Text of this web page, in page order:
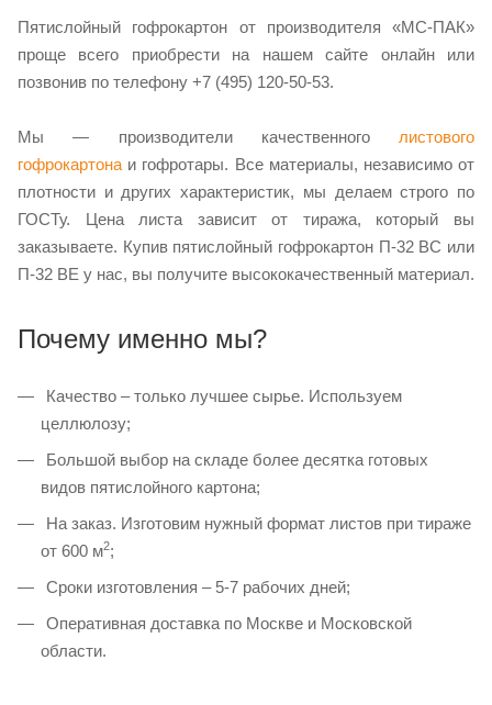
Пятислойный гофрокартон от производителя «МС-ПАК»
проще всего приобрести на нашем сайте онлайн или
позвонив по телефону +7 (495) 120-50-53.
Мы — производители качественного листового
гофрокартона и гофротары. Все материалы, независимо от
плотности и других характеристик, мы делаем строго по
ГОСТу. Цена листа зависит от тиража, который вы
заказываете. Купив пятислойный гофрокартон П-32 ВС или
П-32 ВЕ у нас, вы получите высококачественный материал.
Почему именно мы?
Качество – только лучшее сырье. Используем
целлюлозу;
Большой выбор на складе более десятка готовых
видов пятислойного картона;
На заказ. Изготовим нужный формат листов при тираже
от 600 м2;
Сроки изготовления – 5-7 рабочих дней;
Оперативная доставка по Москве и Московской
области.